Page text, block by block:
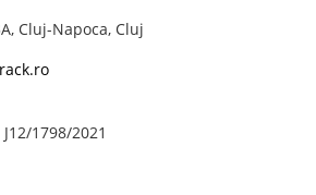
Cluj-Napoca, Cluj
1798/2021